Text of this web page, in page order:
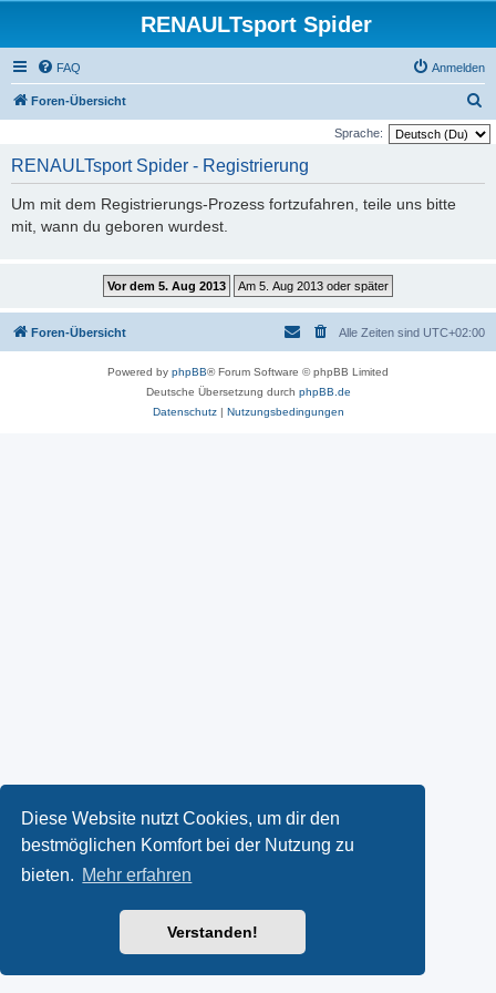
Diese Website nutzt Cookies, um dir den
bestmöglichen Komfort bei der Nutzung zu
bieten. Mehr erfahren
Verstanden!
RENAULTsport Spider
FAQ Anmelden
Foren-Übersicht
u
Sprache:
RENAULTsport Spider - Registrierung
Um mit dem Registrierungs-Prozess fortzufahren, teile uns bitte
mit, wann du geboren wurdest.
Foren-Übersicht Alle Zeiten sind UTC+02:00
Powered by phpBB® Forum Software © phpBB Limited
Deutsche Übersetzung durch phpBB.de
Datenschutz| Nutzungsbedingungen